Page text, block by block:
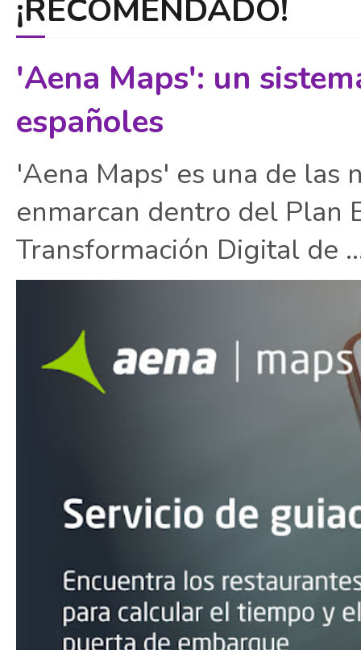
¡RECOMENDADO!
'Aena Maps': un
españoles
'Aena Maps' es una de las
enmarcan dentro del Plan
Transformación Digital de